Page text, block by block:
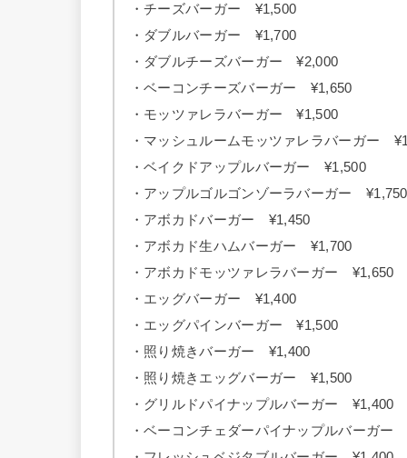
・チーズバーガー ¥1,500
・ダブルバーガー ¥1,700
・ダブルチーズバーガー ¥2,000
・ベーコンチーズバーガー ¥1,650
・モッツァレラバーガー ¥1,500
・マッシュルームモッツァレラバーガー
・ベイクドアップルバーガー ¥1,500
・アップルゴルゴンゾーラバーガー ¥1,750
・アボカドバーガー ¥1,450
・アボカド生ハムバーガー ¥1,700
・アボカドモッツァレラバーガー ¥1,650
・エッグバーガー ¥1,400
・エッグパインバーガー ¥1,500
・照り焼きバーガー ¥1,400
・照り焼きエッグバーガー ¥1,500
・グリルドパイナップルバーガー ¥1,400
・ベーコンチェダーパイナップルバーガー